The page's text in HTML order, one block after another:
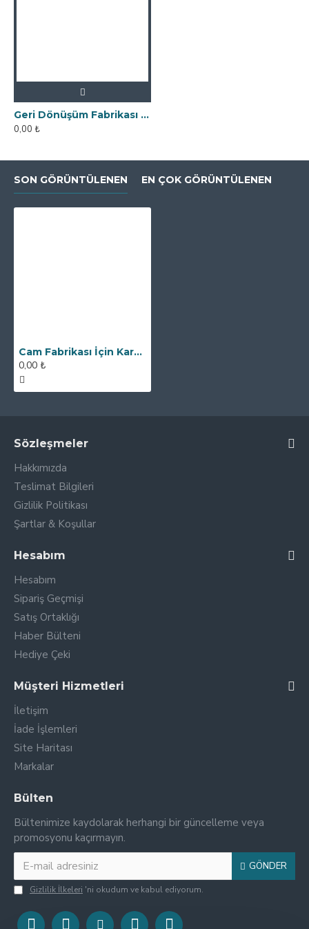
Geri Dönüşüm Fabrikası İçin Kolay Temizlenebilir Neodyum Elek Mıknatıs
0,00 ₺
SON GÖRÜNTÜLENEN EN ÇOK GÖRÜNTÜLENEN
Cam Fabrikası İçin Kare Neodyum Elek Mıknatıs
0,00 ₺
Sözleşmeler
Hakkımızda
Teslimat Bilgileri
Gizlilik Politikası
Şartlar & Koşullar
Hesabım
Hesabım
Sipariş Geçmişi
Satış Ortaklığı
Haber Bülteni
Hediye Çeki
Müşteri Hizmetleri
İletişim
İade İşlemleri
Site Haritası
Markalar
Bülten
Bültenimize kaydolarak herhangi bir güncelleme veya
promosyonu kaçırmayın.
GÖNDER
Gizlilik İlkeleri 'ni okudum ve kabul ediyorum.